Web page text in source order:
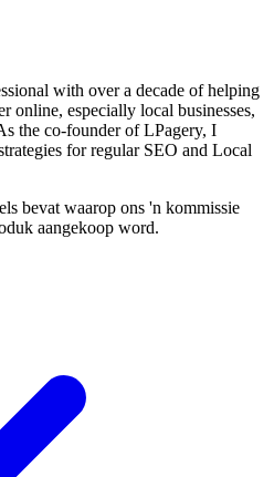
with over a decade of helping
online, especially local businesses,
the co-founder of LPagery, I
for regular SEO and Local
bevat waarop ons 'n kommissie
aangekoop word.